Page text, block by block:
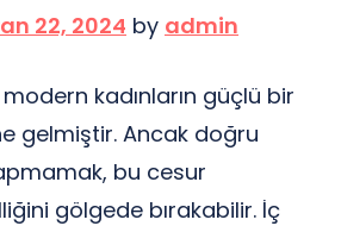
22, 2024 by admin
kadınların güçlü bir
gelmiştir. Ancak doğru
bu cesur
gölgede bırakabilir. İç